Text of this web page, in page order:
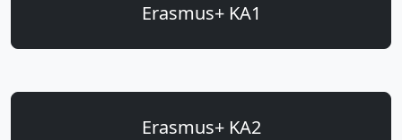
Erasmus+ KA1
Erasmus+ KA2